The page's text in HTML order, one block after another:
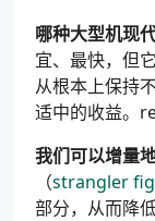
哪种大型机现
宜、最快，但
从根本上保持
适中的收益。
我们可以增量
（strangler fig
部分，从而降